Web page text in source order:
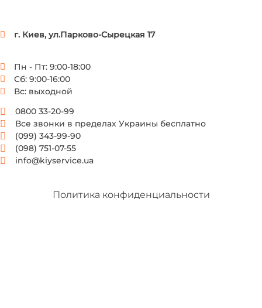
г. Киев, ул.Парково-Сырецкая 17
Пн - Пт: 9:00-18:00
Сб: 9:00-16:00
Вс: выходной
0800 33-20-99
Все звонки в пределах Украины бесплатно
(099) 343-99-90
(098) 751-07-55
info@kiyservice.ua
Политика конфиденциальности